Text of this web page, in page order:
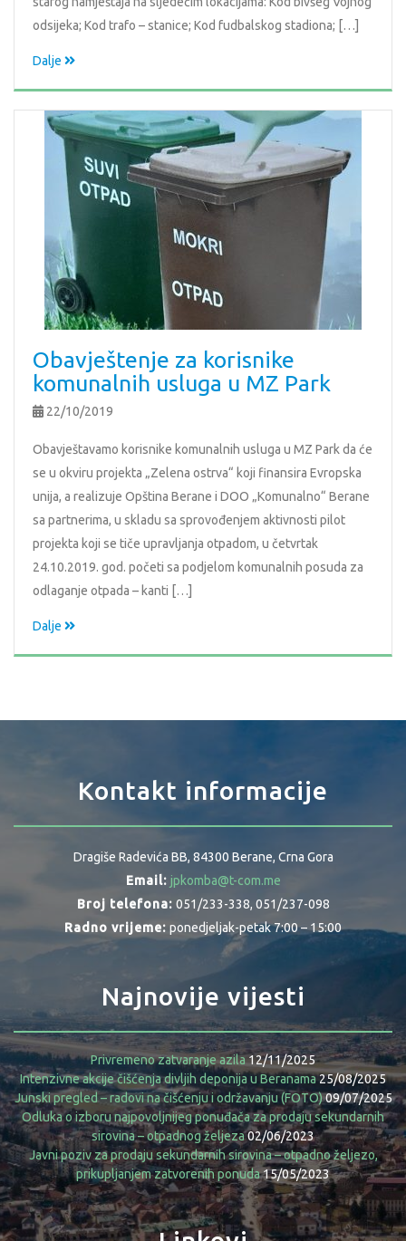
odsijeka; Kod trafo – stanice; Kod fudbalskog stadiona; […]
Dalje
Obavještenje za korisnike
komunalnih usluga u MZ Park
22/10/2019
Obavještavamo korisnike komunalnih usluga u MZ Park da će
se u okviru projekta „Zelena ostrva“ koji finansira Evropska
unija, a realizuje Opština Berane i DOO „Komunalno“ Berane
sa partnerima, u skladu sa sprovođenjem aktivnosti pilot
projekta koji se tiče upravljanja otpadom, u četvrtak
24.10.2019. god. početi sa podjelom komunalnih posuda za
odlaganje otpada – kanti […]
Dalje
Kontakt informacije
Dragiše Radevića BB, 84300 Berane, Crna Gora
Email: jpkomba@t-com.me
Broj telefona: 051/233-338, 051/237-098
Radno vrijeme: ponedjeljak-petak 7:00 – 15:00
Najnovije vijesti
Privremeno zatvaranje azila12/11/2025
Intenzivne akcije čišćenja divljih deponija u Beranama25/08/2025
Junski pregled – radovi na čišćenju i održavanju (FOTO)09/07/2025
Odluka o izboru najpovoljnijeg ponuđača za prodaju sekundarnih
sirovina – otpadnog željeza02/06/2023
Javni poziv za prodaju sekundarnih sirovina – otpadno željezo,
prikupljanjem zatvorenih ponuda15/05/2023